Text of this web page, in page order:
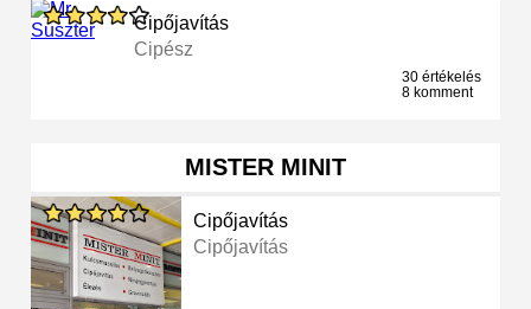
Cipőjavítás
Cipész
30 értékelés
8 komment
MISTER MINIT
Cipőjavítás
Cipőjavítás